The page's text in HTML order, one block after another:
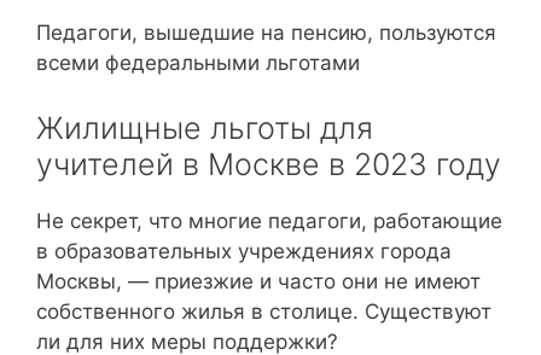
Педагоги, вышедшие на пенсию, пользуются
всеми федеральными льготами
Жилищные льготы для
учителей в Москве в 2023 году
Не секрет, что многие педагоги, работающие
в образовательных учреждениях города
Москвы, — приезжие и часто они не имеют
собственного жилья в столице. Существуют
ли для них меры поддержки?